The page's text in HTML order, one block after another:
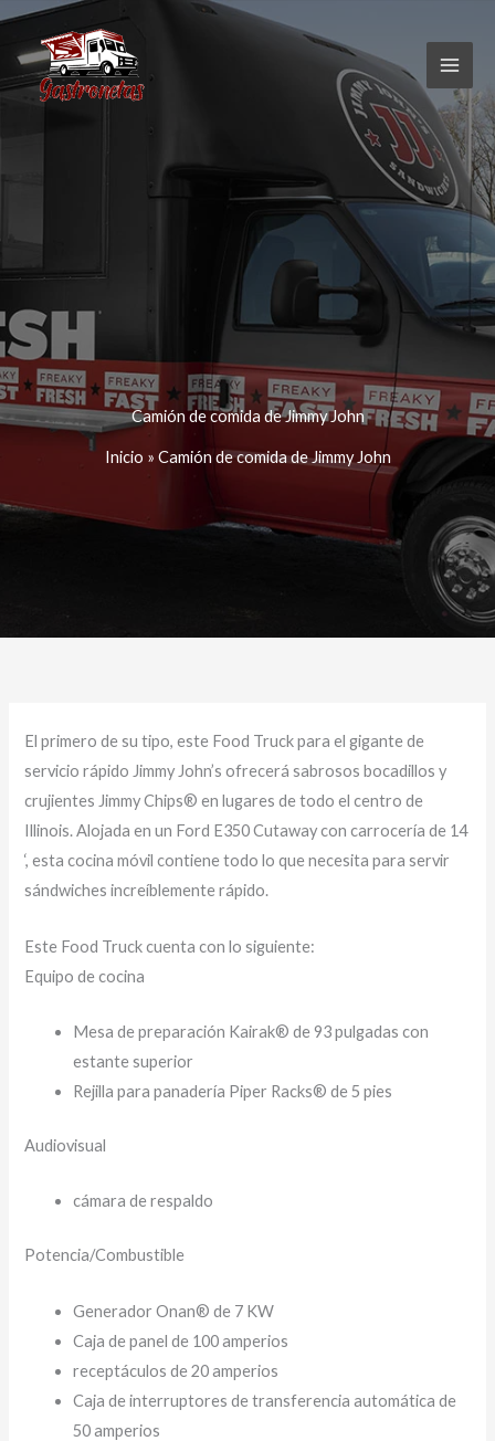
Ir
contenido
Camión de comida de Jimmy John
Inicio » Camión de comida de Jimmy John
El primero de su tipo, este Food Truck para el gigante de
servicio rápido Jimmy John’s ofrecerá sabrosos bocadillos y
crujientes Jimmy Chips® en lugares de todo el centro de
Illinois. Alojada en un Ford E350 Cutaway con carrocería de 14
‘, esta cocina móvil contiene todo lo que necesita para servir
sándwiches increíblemente rápido.
Este Food Truck cuenta con lo siguiente:
Equipo de cocina
Mesa de preparación Kairak® de 93 pulgadas con
estante superior
Rejilla para panadería Piper Racks® de 5 pies
Audiovisual
cámara de respaldo
Potencia/Combustible
Generador Onan® de 7 KW
Caja de panel de 100 amperios
receptáculos de 20 amperios
Caja de interruptores de transferencia automática de
50 amperios